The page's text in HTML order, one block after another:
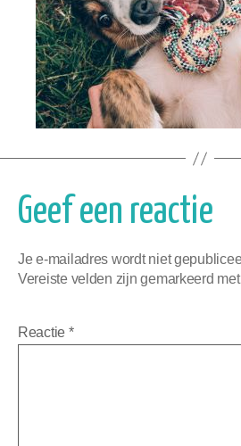
Geef een reactie
Je e-mailadres wordt niet
Vereiste velden zijn gemarkeerd
Reactie *